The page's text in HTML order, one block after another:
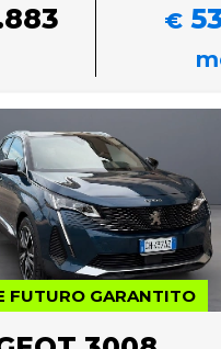
€
FUTURO GARANTITO